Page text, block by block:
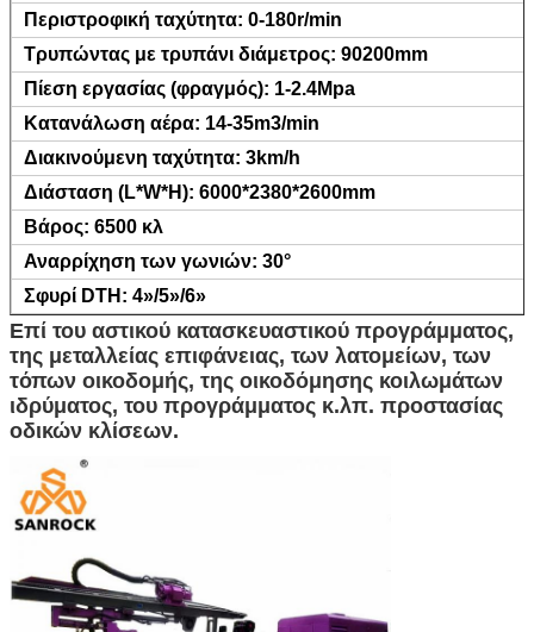
Περιστροφική ταχύτητα: 0-180r/min
Τρυπώντας με τρυπάνι διάμετρος: 90200mm
Πίεση εργασίας (φραγμός): 1-2.4Mpa
Κατανάλωση αέρα: 14-35m3/min
Διακινούμενη ταχύτητα: 3km/h
Διάσταση (L*W*H): 6000*2380*2600mm
Βάρος: 6500 κλ
Αναρρίχηση των γωνιών: 30°
Σφυρί DTH: 4»/5»/6»
Επί του αστικού κατασκευαστικού προγράμματος,
της μεταλλείας επιφάνειας, των λατομείων, των
τόπων οικοδομής, της οικοδόμησης κοιλωμάτων
ιδρύματος, του προγράμματος κ.λπ. προστασίας
οδικών κλίσεων.